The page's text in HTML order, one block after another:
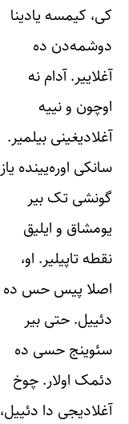
کی، کیمسه یادینا
دوشمه‌دن ده
آغلاییر. آدام نه
اوچون و نییه
آغلادیغینی بیلمیر.
سانکی اوره‌یینده یاز
گونشی تک بیر
یومشاق و ایلیق
نقطه تاپیلیر. او،
اصلا پیس حس ده
دئییل. حتی بیر
سئوینج حسی ده
دئمک اولار. چوخ
آغلادیجی دا دئییل،